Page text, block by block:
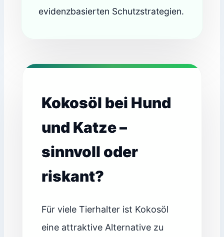
evidenzbasierten Schutzstrategien.
Kokosöl bei Hund
und Katze –
sinnvoll oder
riskant?
Für viele Tierhalter ist Kokosöl
eine attraktive Alternative zu